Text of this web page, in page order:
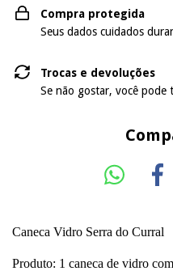
Compra protegida
Seus dados cuidados
Trocas e devoluções
Se não gostar, você pode
Caneca Vidro Serra do Curral
Produto: 1 caneca de vidro